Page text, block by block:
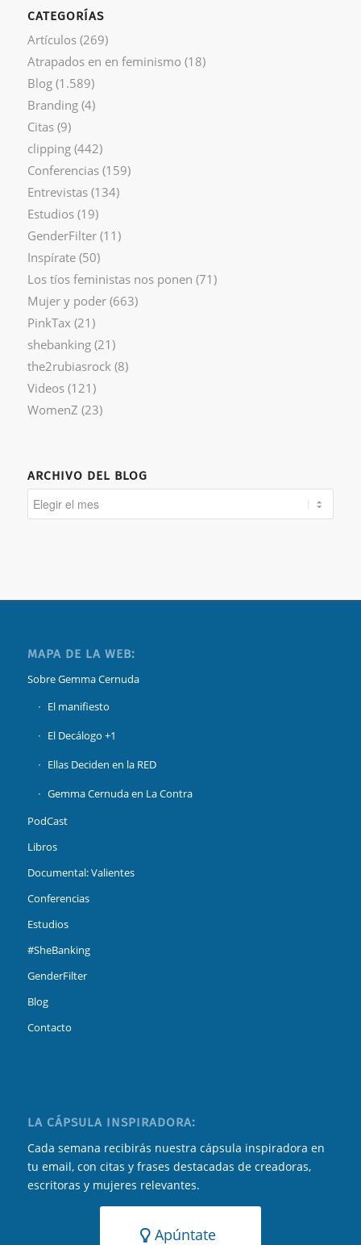
CATEGORÍAS
Artículos(269)
Atrapados en en feminismo (18)
Blog(1.589)
Branding(4)
Citas(9)
clipping(442)
Conferencias(159)
Entrevistas(134)
Estudios(19)
GenderFilter(11)
Inspírate(50)
Los tíos feministas nos ponen (71)
Mujer y poder(663)
PinkTax (21)
shebanking(21)
the2rubiasrock (8)
Videos(121)
WomenZ (23)
ARCHIVO DEL BLOG
MAPA DE LA WEB:
Sobre Gemma Cernuda
El manifiesto
El Decálogo +1
Ellas Deciden en la RED
Gemma Cernuda en La Contra
PodCast
Libros
Documental: Valientes
Conferencias
Estudios
#SheBanking
GenderFilter
Blog
Contacto
LA CÁPSULA INSPIRADORA:
Cada semana recibirás nuestra cápsula inspiradora en
tu email, con citas y frases destacadas de creadoras,
escritoras y mujeres relevantes.
Apúntate